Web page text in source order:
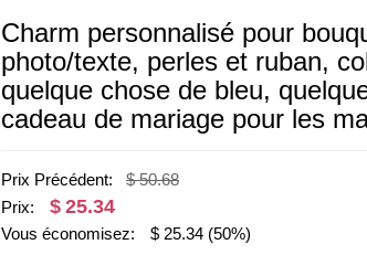
Charm personnalisé pour
photo/texte, perles et ruban,
quelque chose de bleu,
cadeau de mariage pour les
Prix Précédent:
$ 50.68
Prix:
$ 25.34
Vous économisez: $ 25.34 (50%)